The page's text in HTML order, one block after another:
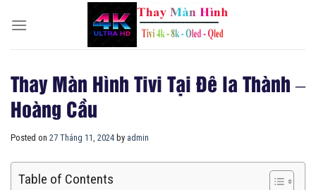
Thay Màn Hình Tivi Tại Đê la Thành –
Hoàng Cầu
Posted on 27 Tháng 11, 2024 by admin
Table of Contents